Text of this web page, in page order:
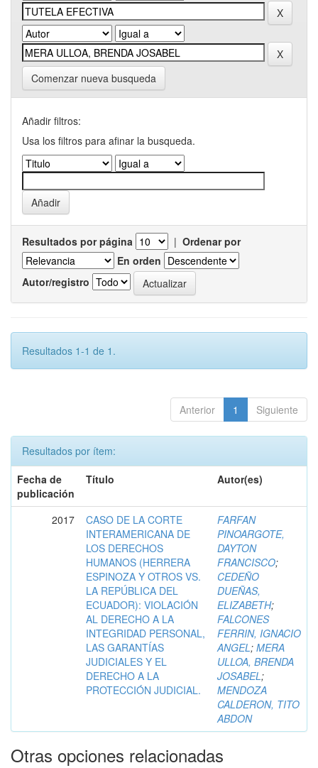
Comenzar nueva busqueda
Añadir filtros:
Usa los filtros para afinar la busqueda.
Resultados por página | Ordenar por
En orden
Autor/registro
Resultados 1-1 de 1.
Anterior 1 Siguiente
Resultados por ítem:
Fecha de
publicación
Título Autor(es)
2017
CASO DE LA CORTE
INTERAMERICANA DE
LOS DERECHOS
HUMANOS (HERRERA
ESPINOZA Y OTROS VS.
LA REPÚBLICA DEL
ECUADOR): VIOLACIÓN
AL DERECHO A LA
INTEGRIDAD PERSONAL,
LAS GARANTÍAS
JUDICIALES Y EL
DERECHO A LA
PROTECCIÓN JUDICIAL.
FARFAN
PINOARGOTE,
DAYTON
FRANCISCO;
CEDEÑO
DUEÑAS,
ELIZABETH;
FALCONES
FERRIN, IGNACIO
ANGEL; MERA
ULLOA, BRENDA
JOSABEL;
MENDOZA
CALDERON, TITO
ABDON
Otras opciones relacionadas